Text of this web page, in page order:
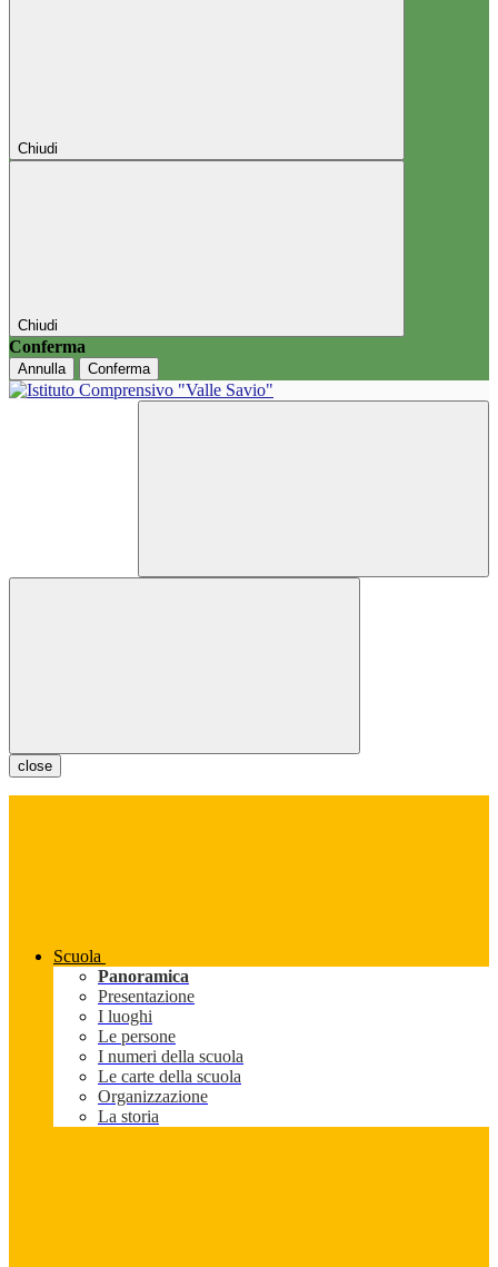
Chiudi
Chiudi
Conferma
Annulla Conferma
close
Scuola
Panoramica
Presentazione
I luoghi
Le persone
I numeri della scuola
Le carte della scuola
Organizzazione
La storia